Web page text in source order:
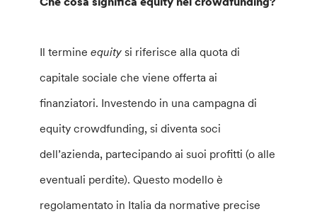
Il termineequity si riferisce alla quota di
capitale sociale che viene offerta ai
finanziatori. Investendo in una campagna di
equity crowdfunding, si diventa soci
dell’azienda, partecipando ai suoi profitti (o alle
eventuali perdite). Questo modello è
regolamentato in Italia da normative precise